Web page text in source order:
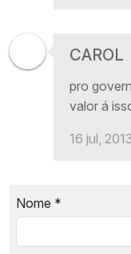
CAROL
pro
valor á
16 jul,
Nome *